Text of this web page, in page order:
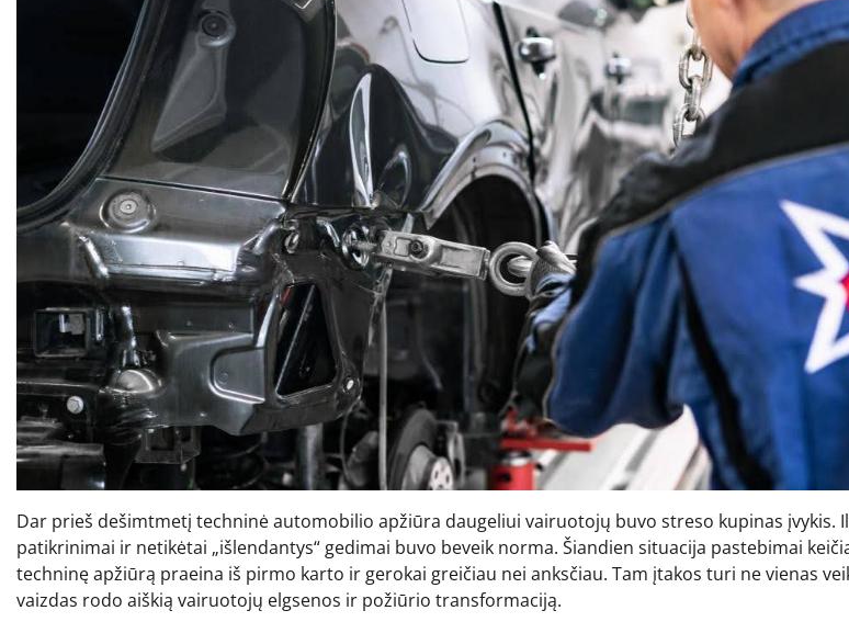
Dar prieš dešimtmetį techninė automobilio apžiūra daugeliui vairuotojų buvo streso kupinas įvykis.
patikrinimai ir netikėtai „išlendantys“ gedimai buvo beveik norma. Šiandien situacija pastebimai
techninę apžiūrą praeina iš pirmo karto ir gerokai greičiau nei anksčiau. Tam įtakos turi ne vienas
vaizdas rodo aiškią vairuotojų elgsenos ir požiūrio transformaciją.